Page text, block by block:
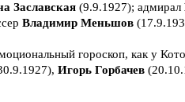
Заславская (9.9.1927); адмирал
Владимир Меньшов
гороскоп, как у
Игорь Горбачев